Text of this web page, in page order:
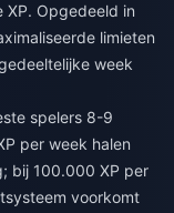
XP. Opgedeeld in
limieten
week
spelers 8-9
per week halen
bij 100.000 XP per
voorkomt